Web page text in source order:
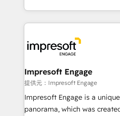
Year LATAM 2022, 2023,
business with HubSpot? Let
you grow faster, smarter,
ideas, opportunities, and
experiences. To us,
and—most
into bold ideas and shape
products and strategies that
difference.
Impresoft Engage
提供元：Impresoft Engage
Impresoft Engage is a
panorama, which was